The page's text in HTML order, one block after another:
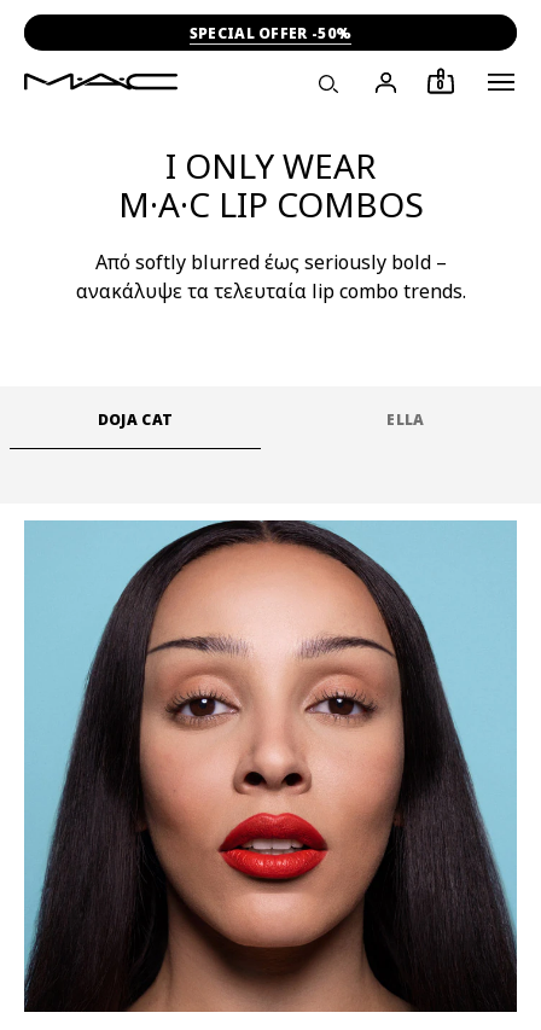
SPECIAL OFFER -50%
0
I ONLY WEAR
M·A·C LIP COMBOS
Από softly blurred έως seriously bold –
ανακάλυψε τα τελευταία lip combo trends.
DOJA CAT ELLA